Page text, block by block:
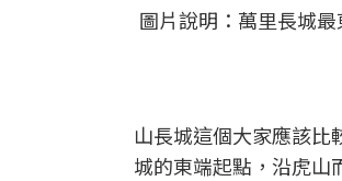
圖片說明：萬里長城
山長城這個大家應該
城的東端起點，沿虎山